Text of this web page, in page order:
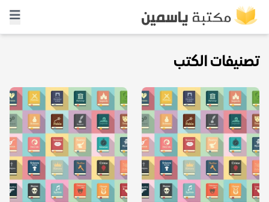
تصنيفات الكتب